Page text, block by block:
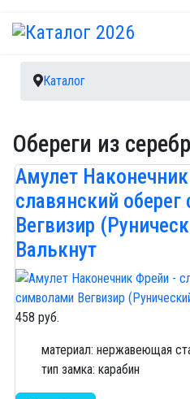
Каталог
Обереги из
Амулет
славянский
Вегвизир
Валькнут
458 руб.
материал: нержавеющая
тип замка: карабин